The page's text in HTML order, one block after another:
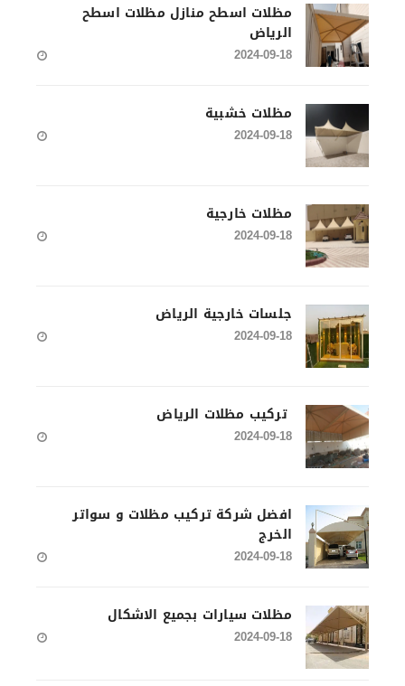
مظلات اسطح منازل مظلات اسطح
الرياض
2024-09-18
مظلات خشبية
2024-09-18
مظلات خارجية
2024-09-18
جلسات خارجية الرياض
2024-09-18
تركيب مظلات الرياض
2024-09-18
افضل شركة تركيب مظلات و سواتر
الخرج
2024-09-18
مظلات سيارات بجميع الاشكال
2024-09-18